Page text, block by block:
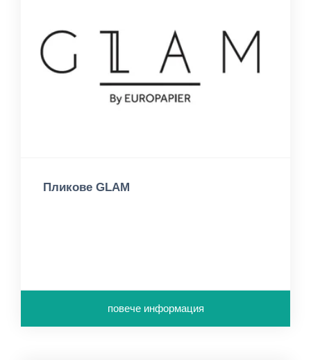
Пликове GLAM
повече информация